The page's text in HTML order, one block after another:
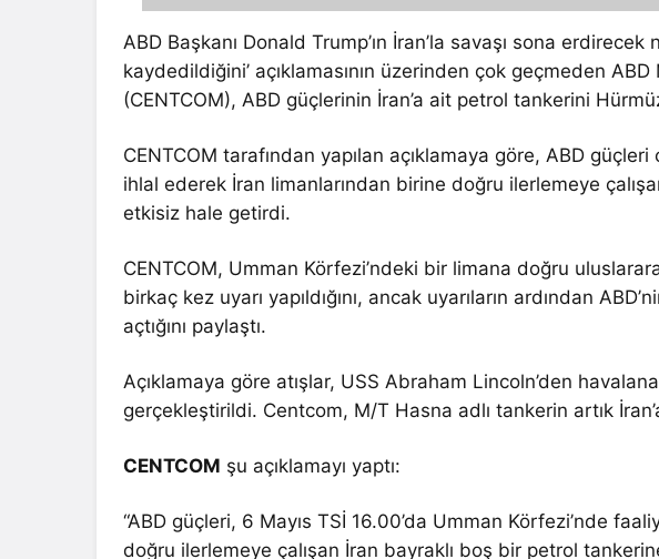
ABD Başkanı Donald Trump’ın İran’la savaşı sona
kaydedildiğini’ açıklamasının üzerinden çok geçmeden ABD
(CENTCOM), ABD güçlerinin İran’a ait petrol tankerini
CENTCOM tarafından yapılan açıklamaya göre, ABD güçleri
ihlal ederek İran limanlarından birine doğru ilerlemeye
etkisiz hale getirdi.
CENTCOM, Umman Körfezi’ndeki bir limana doğru
birkaç kez uyarı yapıldığını, ancak uyarıların ardından
açtığını paylaştı.
Açıklamaya göre atışlar, USS Abraham Lincoln’den
gerçekleştirildi. Centcom, M/T Hasna adlı tankerin artık
CENTCOM şu açıklamayı yaptı:
“ABD güçleri, 6 Mayıs TSİ 16.00’da Umman Körfezi’nde
doğru ilerlemeye çalışan İran bayraklı boş bir petrol